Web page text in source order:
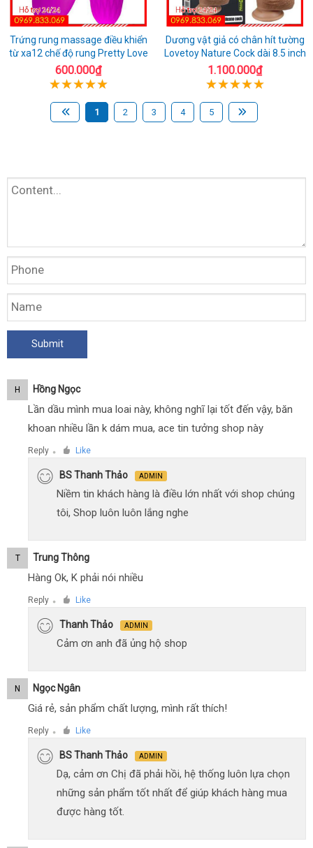
Trứng rung massage điều khiển
từ xa12 chế độ rung Pretty Love
600.000₫
Dương vật giả có chân hít tường
Lovetoy Nature Cock dài 8.5 inch
1.100.000₫
1 2 3 4 5
H Hồng Ngọc
Lần dầu mình mua loai này, không nghĩ lại tốt đến vậy, băn
khoan nhiều lần k dám mua, ace tin tưởng shop này
Reply ● Like
BS Thanh Thảo ADMIN
Niềm tin khách hàng là điều lớn nhất với shop chúng
tôi, Shop luôn luôn lắng nghe
T Trung Thông
Hàng Ok, K phải nói nhiều
Reply ● Like
Thanh Thảo ADMIN
Cảm ơn anh đã ủng hộ shop
N Ngọc Ngân
Giá rẻ, sản phẩm chất lượng, mình rất thích!
Reply ● Like
BS Thanh Thảo ADMIN
Dạ, cảm ơn Chị đã phải hồi, hệ thống luôn lựa chọn
những sản phẩm tốt nhất để giúp khách hàng mua
được hàng tốt.